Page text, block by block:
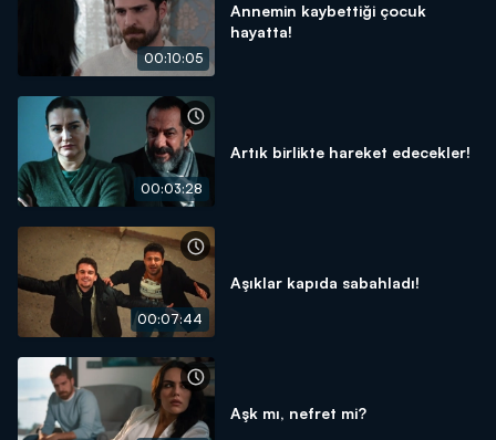
00:10:05
Annemin kaybettiği çocuk
hayatta!
00:03:28
Artık birlikte hareket edecekler!
00:07:44
Aşıklar kapıda sabahladı!
Aşk mı, nefret mi?